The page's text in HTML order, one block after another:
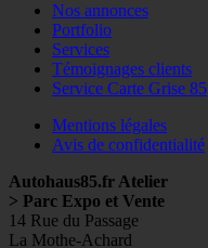
Nos annonces
Portfolio
Services
Témoignages clients
Service Carte Grise 85
Mentions légales
Avis de confidentialité
Autohaus85.fr Atelier
> Parc Expo et Vente
14 Rue du Passage
La Mothe-Achard